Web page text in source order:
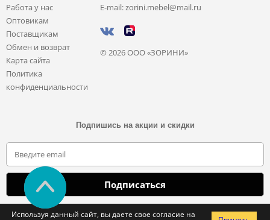
Работа у нас
Оптовикам
Поставщикам
Обмен и возврат
Карта сайта
Политика
конфиденциальности
E-mail: zorini.mebel@mail.ru
© 2026 ООО «ЗОРИНИ»
Подпишись на акции и скидки
Отправляя свои данные, вы соглашаетесь с политикой обработки
Используя данный сайт, вы даете свое согласие на